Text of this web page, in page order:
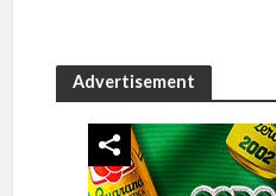
Advertisement